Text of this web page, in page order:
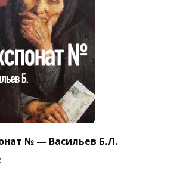
№ — Васильев Б.Л.